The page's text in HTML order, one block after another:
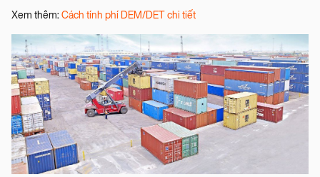
Xem thêm: Cách tính phí DEM/DET chi tiết